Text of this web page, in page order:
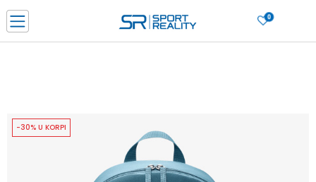
0
CLICK & COLLECT Platite karticom online i preuzmite u prodavnici po vašem
SAZNAJTE VIŠE
-30% U KORPI